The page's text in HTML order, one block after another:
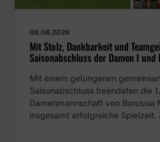
08.06.2026
Mit Stolz, Dankbarkeit und
Saisonabschluss der Damen I und
Mit einem gelungenen
Saisonabschluss beendeten die
Damenmannschaft von Borussia
insgesamt erfolgreiche Spielzeit.